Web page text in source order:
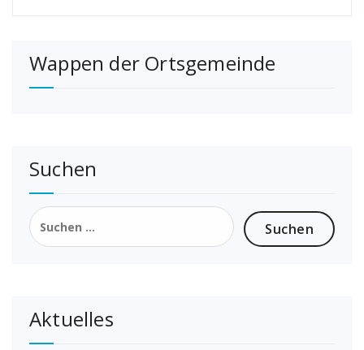
Wappen der Ortsgemeinde
Suchen
Suchen
nach:
Aktuelles